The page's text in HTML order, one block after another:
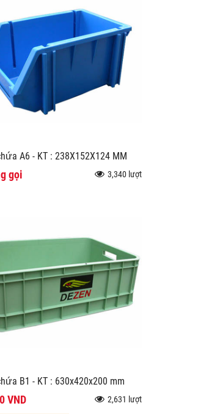
A6 - KT : 238X152X124 MM
gọi 3,340 lượt
B1 - KT : 630x420x200 mm
VND 2,631 lượt